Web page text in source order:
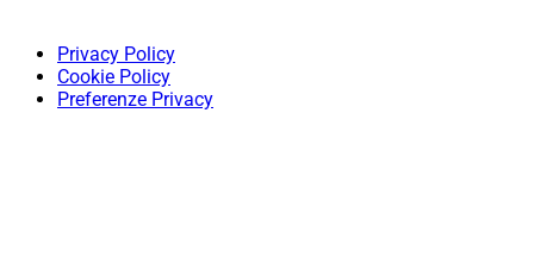
Privacy Policy
Cookie Policy
Preferenze Privacy